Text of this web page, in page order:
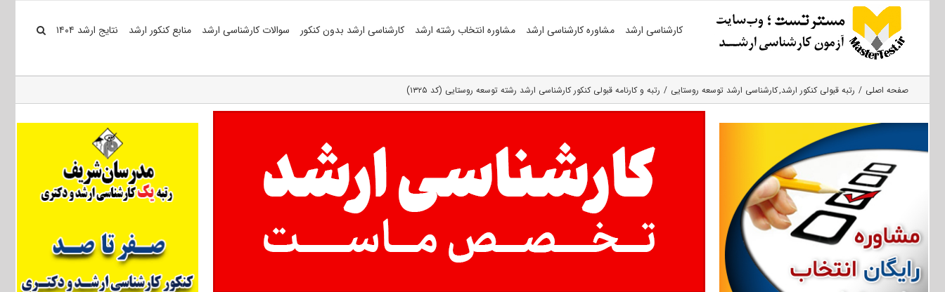
کارشناسی ارشد مشاوره کارشناسی ارشد مشاوره انتخاب رشته ارشد کارشناسی ارشد بدون کنکور سوالات کارشناسی ارشد منابع کنکور ارشد نتایج ارشد ۱۴۰۴
صفحه اصلی رتبه قبولی کنکور ارشد کارشناسی ارشد توسعه روستایی رتبه و کارنامه قبولی کنکور کارشناسی ارشد رشته توسعه روستایی (کد ۱۳۲۵)